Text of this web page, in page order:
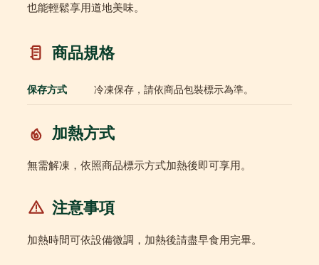
也能輕鬆享用道地美味。
商品規格
保存方式 冷凍保存，請依商品包裝標示為準。
加熱方式
無需解凍，依照商品標示方式加熱後即可享用。
注意事項
加熱時間可依設備微調，加熱後請盡早食用完畢。